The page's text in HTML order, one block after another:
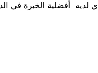
لديه أفضلية الخبرة في